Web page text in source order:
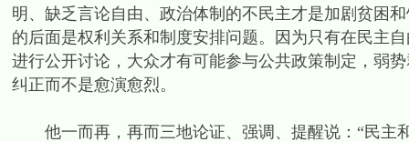
明、缺乏言论自由、政治体制的不民主才是加剧贫困
的后面是权利关系和制度安排问题。因为只有在民主
进行公开讨论，大众才有可能参与公共政策制定，弱
纠正而不是愈演愈烈。
他一而再，再而三地论证、强调、提醒说：“民主